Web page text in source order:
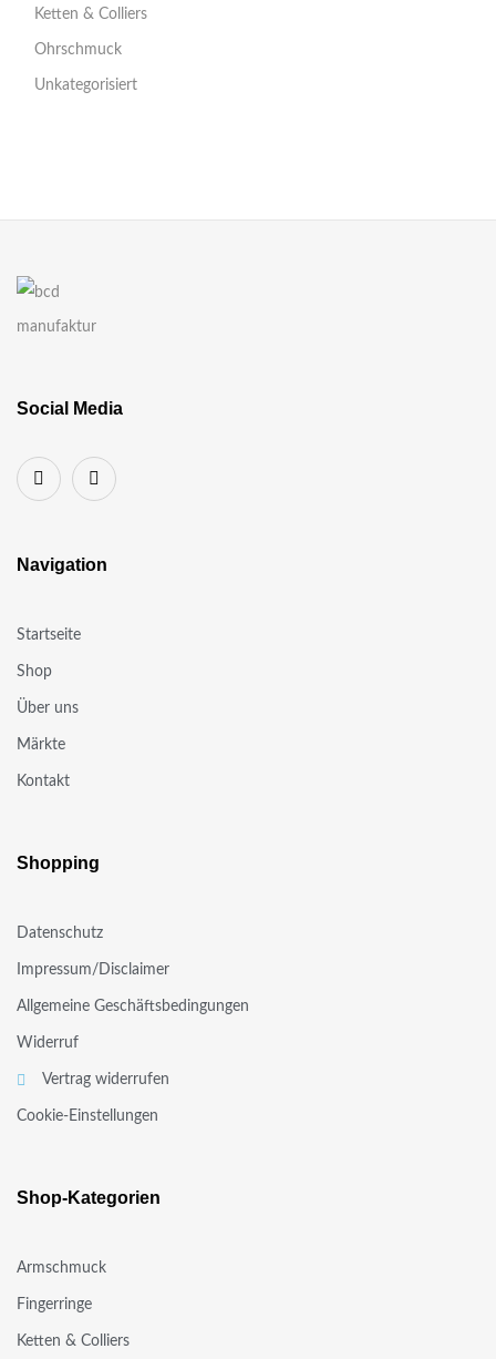
Ketten & Colliers
Ohrschmuck
Unkategorisiert
Social Media
Navigation
Startseite
Shop
Über uns
Märkte
Kontakt
Shopping
Datenschutz
Impressum/Disclaimer
Allgemeine Geschäftsbedingungen
Widerruf
Vertrag widerrufen
Cookie-Einstellungen
Shop-Kategorien
Armschmuck
Fingerringe
Ketten & Colliers